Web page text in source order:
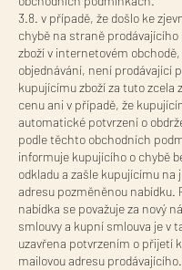
3.8. v případě, že došlo ke
chybě na straně prodávajícího
zboží v internetovém
objednávání, není prodávající
kupujícímu zboží za tuto zcela
cenu ani v případě, že
automatické potvrzení o
podle těchto obchodních
informuje kupujícího o chybě
odkladu a zašle kupujícímu na
adresu pozměněnou nabídku.
nabídka se považuje za nový
smlouvy a kupní smlouva je v
uzavřena potvrzením o přijetí
mailovou adresu prodávajícího.